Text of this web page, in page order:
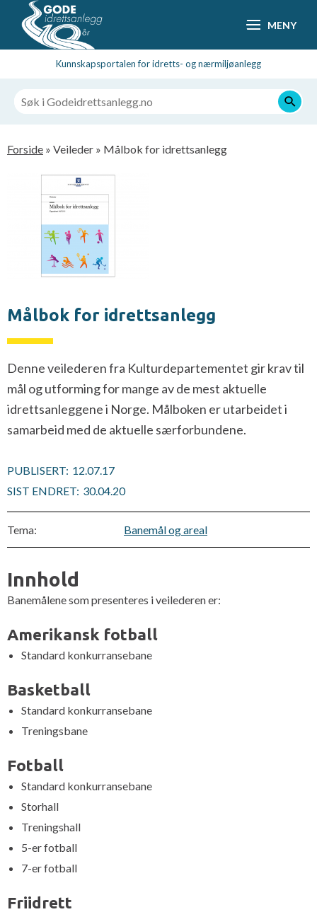
hovedsideinnhold
MENY
Kunnskapsportalen for idretts- og nærmiljøanlegg
Navigasjonssti
Forside Veileder Målbok for idrettsanlegg
Målbok for idrettsanlegg
Denne veilederen fra Kulturdepartementet gir krav til
mål og utforming for mange av de mest aktuelle
idrettsanleggene i Norge. Målboken er utarbeidet i
samarbeid med de aktuelle særforbundene.
PUBLISERT: 12.07.17
SIST ENDRET: 30.04.20
Tema: Banemål og areal
Innhold
Banemålene som presenteres i veilederen er:
Amerikansk fotball
Standard konkurransebane
Basketball
Standard konkurransebane
Treningsbane
Fotball
Standard konkurransebane
Storhall
Treningshall
5-er fotball
7-er fotball
Friidrett